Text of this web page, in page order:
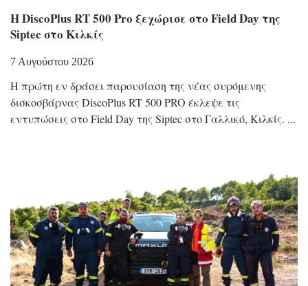
Η DiscoPlus RT 500 Pro ξεχώρισε στο Field Day της
Siptec στο Κιλκίς
7 Αυγούστου 2026
Η πρώτη εν δράσει παρουσίαση της νέας συρόμενης
δισκοσβάρνας DiscoPlus RT 500 PRO έκλεψε τις
εντυπώσεις στο Field Day της Siptec στο Γαλλικό, Κιλκίς.